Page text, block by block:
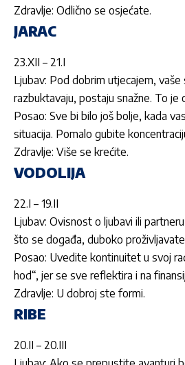
Zdravlje: Odlično se osjećate.
JARAC
23.XII – 21.I
Ljubav: Pod dobrim utjecajem, vaše
razbuktavaju, postaju snažne. To je
Posao: Sve bi bilo još bolje, kada
situacija. Pomalo gubite
Zdravlje: Više se krećite.
VODOLIJA
22.I – 19.II
Ljubav: Ovisnost o ljubavi ili
što se događa, duboko
Posao: Uvedite kontinuitet u svoj
hod“, jer se sve reflektira i na
Zdravlje: U dobroj ste formi.
RIBE
20.II – 20.III